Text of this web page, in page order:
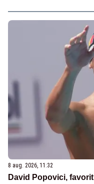
8 aug. 2026, 11:32
David Popovici,